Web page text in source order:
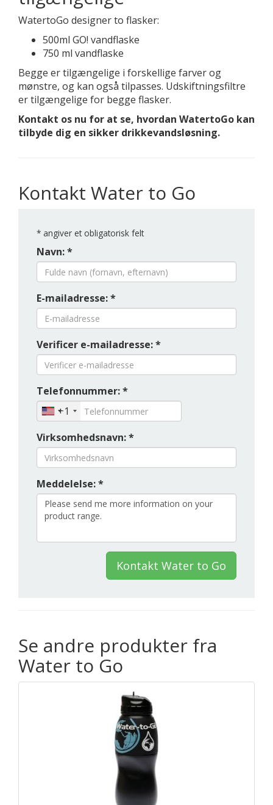
WatertoGo designer to flasker:
500ml GO! vandflaske
750 ml vandflaske
Begge er tilgængelige i forskellige farver og
mønstre, og kan også tilpasses. Udskiftningsfiltre
er tilgængelige for begge flasker.
Kontakt os nu for at se, hvordan WatertoGo kan
tilbyde dig en sikker drikkevandsløsning.
Kontakt Water to Go
* angiver et obligatorisk felt
Navn: *
E-mailadresse: *
Verificer e-mailadresse: *
Telefonnummer: *
+1
Virksomhedsnavn: *
Meddelelse: *
Kontakt Water to Go
Se andre produkter fra
Water to Go